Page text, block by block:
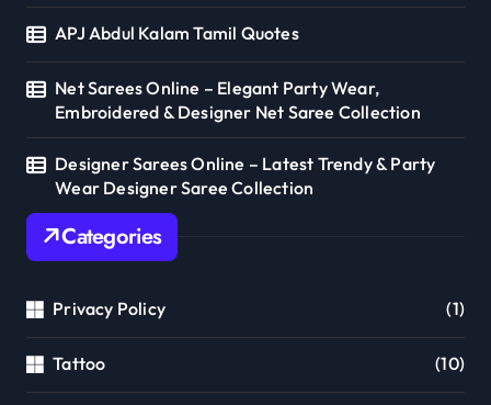
APJ Abdul Kalam Tamil Quotes
Net Sarees Online – Elegant Party Wear,
Embroidered & Designer Net Saree Collection
Designer Sarees Online – Latest Trendy & Party
Wear Designer Saree Collection
Categories
Privacy Policy (1)
Tattoo (10)